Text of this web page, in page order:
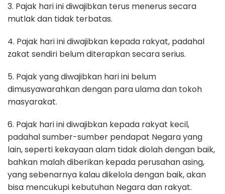
3. Pajak hari ini diwajibkan terus menerus secara
mutlak dan tidak terbatas.
4. Pajak hari ini diwajibkan kepada rakyat, padahal
zakat sendiri belum diterapkan secara serius.
5. Pajak yang diwajibkan hari ini belum
dimusyawarahkan dengan para ulama dan tokoh
masyarakat.
6. Pajak hari ini diwajibkan kepada rakyat kecil,
padahal sumber-sumber pendapat Negara yang
lain, seperti kekayaan alam tidak diolah dengan baik,
bahkan malah diberikan kepada perusahan asing,
yang sebenarnya kalau dikelola dengan baik, akan
bisa mencukupi kebutuhan Negara dan rakyat.